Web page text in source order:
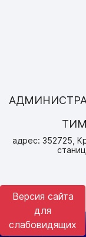
Версия сайта
для
слабовидящих
адрес: 352725,